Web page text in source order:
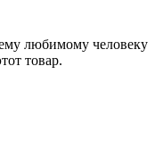
любимому человеку
товар.